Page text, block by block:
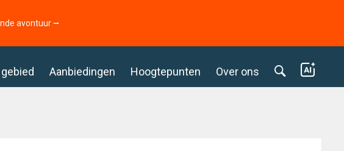
avontuur ⭢
Aanbiedingen Hoogtepunten Over ons